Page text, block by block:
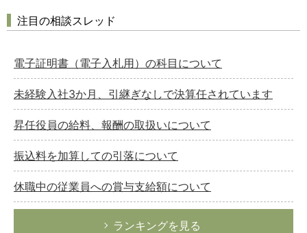
注目の相談スレッド
電子証明書（電子入札用）の科目について
未経験入社3か月、引継ぎなしで決算任されています
昇任役員の給料、報酬の取扱いについて
振込料を加算しての引落について
休職中の従業員への賞与支給額について
ランキングを見る